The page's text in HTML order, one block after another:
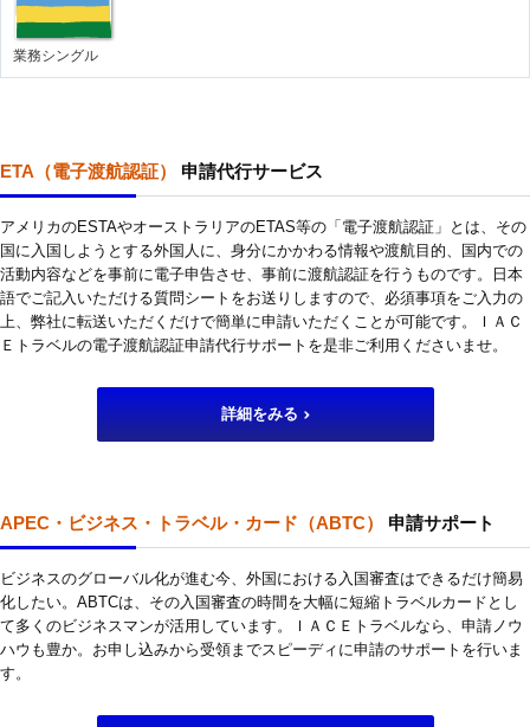
業務シングル
ETA（電子渡航認証） 申請代行サービス
アメリカのESTAやオーストラリアのETAS等の「電子渡航認証」とは、その
国に入国しようとする外国人に、身分にかかわる情報や渡航目的、国内での
活動内容などを事前に電子申告させ、事前に渡航認証を行うものです。日本
語でご記入いただける質問シートをお送りしますので、必須事項をご入力の
上、弊社に転送いただくだけで簡単に申請いただくことが可能です。ＩＡＣ
Ｅトラベルの電子渡航認証申請代行サポートを是非ご利用くださいませ。
詳細をみる
APEC・ビジネス・トラベル・カード（ABTC） 申請サポート
ビジネスのグローバル化が進む今、外国における入国審査はできるだけ簡易
化したい。ABTCは、その入国審査の時間を大幅に短縮トラベルカードとし
て多くのビジネスマンが活用しています。ＩＡＣＥトラベルなら、申請ノウ
ハウも豊か。お申し込みから受領までスピーディに申請のサポートを行いま
す。